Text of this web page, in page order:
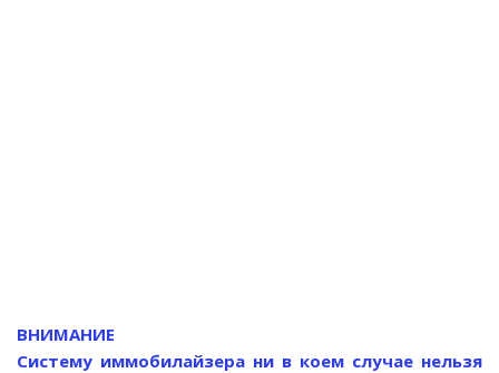
ВНИМАНИЕ
Систему иммобилайзера ни в коем случае нельзя